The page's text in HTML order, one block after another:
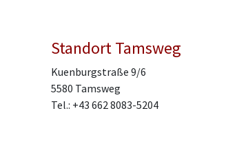
Standort Tamsweg
Kuenburgstraße 9/6
5580 Tamsweg
Tel.: +43 662 8083-5204